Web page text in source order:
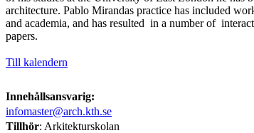
architecture. Pablo Mirandas practice has included
and academia, and has resulted in a number of
papers.
Till kalendern
Innehållsansvarig:
infomaster@arch.kth.se
Tillhör: Arkitekturskolan